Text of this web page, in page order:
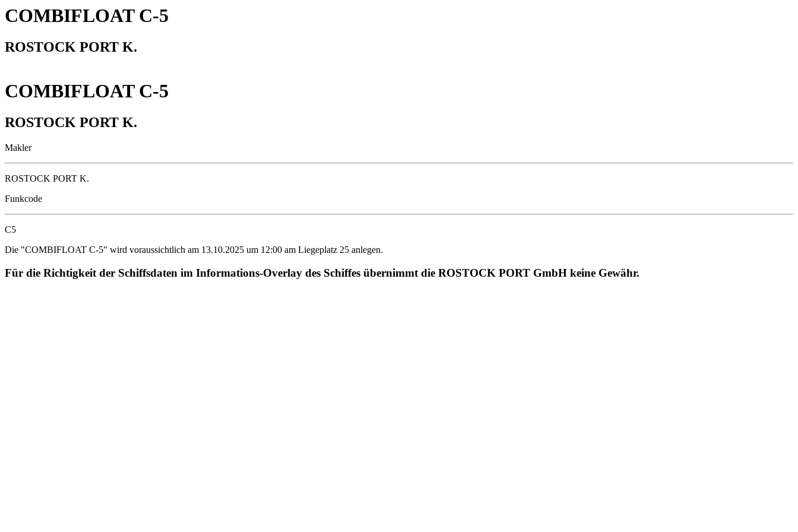
COMBIFLOAT C-5
ROSTOCK PORT K.
COMBIFLOAT C-5
ROSTOCK PORT K.
Makler
ROSTOCK PORT K.
Funkcode
C5
Die "COMBIFLOAT C-5" wird voraussichtlich am 13.10.2025 um 12:00 am Liegeplatz 25 anlegen.
Für die Richtigkeit der Schiffsdaten im Informations-Overlay des Schiffes übernimmt die ROSTOCK PORT GmbH keine Gewähr.